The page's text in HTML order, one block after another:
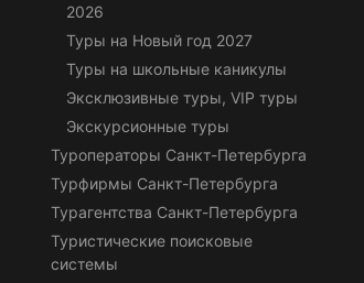
2026
Туры на Новый год 2027
Туры на школьные каникулы
Эксклюзивные туры, VIP туры
Экскурсионные туры
Туроператоры Санкт-Петербурга
Турфирмы Санкт-Петербурга
Турагентства Санкт-Петербурга
Туристические поисковые
системы